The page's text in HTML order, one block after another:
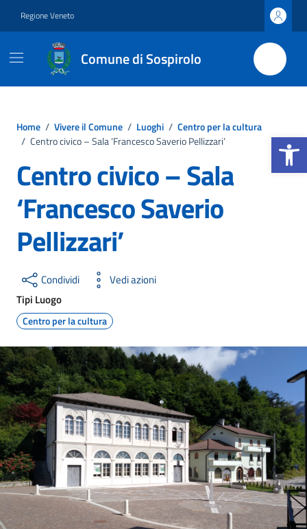
Apri la
Regione Veneto
Comune di Sospirolo
Home / Vivere il Comune / Luoghi / Centro per la cultura
/ Centro civico – Sala ‘Francesco Saverio Pellizzari’
Centro civico – Sala
‘Francesco Saverio
Pellizzari’
Condividi
Vedi azioni
Tipi Luogo
Centro per la cultura